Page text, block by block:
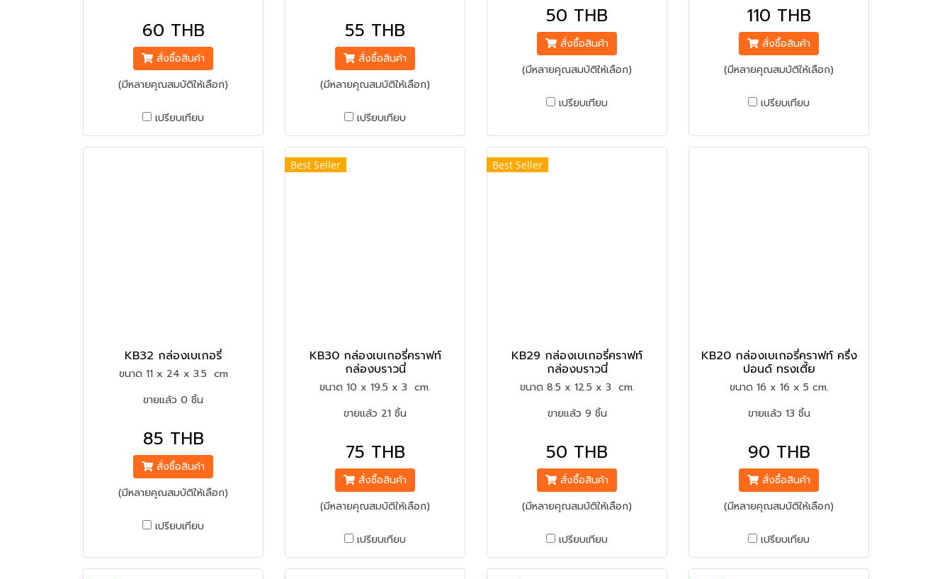
60 THB
สั่งซื้อสินค้า
(มีหลายคุณสมบัติให้เลือก)
เปรียบเทียบ
55 THB
สั่งซื้อสินค้า
(มีหลายคุณสมบัติให้เลือก)
เปรียบเทียบ
50 THB
สั่งซื้อสินค้า
(มีหลายคุณสมบัติให้เลือก)
เปรียบเทียบ
110 THB
สั่งซื้อสินค้า
(มีหลายคุณสมบัติให้เลือก)
เปรียบเทียบ
KB32 กล่องเบเกอรี่
ขนาด 11 x 24 x 3.5 cm
ขายแล้ว 0 ชิ้น
85 THB
สั่งซื้อสินค้า
(มีหลายคุณสมบัติให้เลือก)
เปรียบเทียบ
Best Seller
KB30 กล่องเบเกอรี่คราฟท์
กล่องบราวนี่
ขนาด 10 x 19.5 x 3 cm.
ขายแล้ว 21 ชิ้น
75 THB
สั่งซื้อสินค้า
(มีหลายคุณสมบัติให้เลือก)
เปรียบเทียบ
Best Seller
KB29 กล่องเบเกอรี่คราฟท์
กล่องบราวนี่
ขนาด 8.5 x 12.5 x 3 cm.
ขายแล้ว 9 ชิ้น
50 THB
สั่งซื้อสินค้า
(มีหลายคุณสมบัติให้เลือก)
เปรียบเทียบ
KB20 กล่องเบเกอรี่คราฟท์ ครึ่ง
ปอนด์ ทรงเตี้ย
ขนาด 16 x 16 x 5 cm.
ขายแล้ว 13 ชิ้น
90 THB
สั่งซื้อสินค้า
(มีหลายคุณสมบัติให้เลือก)
เปรียบเทียบ